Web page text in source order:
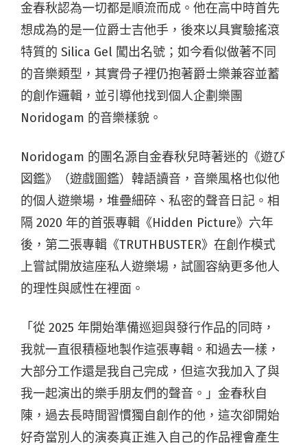
金春秋認為一切都是順流而成。他在高中時首先
想成為的是一位爵士吉他手，後來以具實驗搖滾
特質的 Silica Gel 闖出名號；如今看似做著不同
的音樂類型，其實骨子裡仍抱著爵士樂兼容並蓄
的創作邏輯，並引導他找到個人企劃樂團
Noridogam 的音樂樣貌。
Noridogam 的團名源自金春秋兒時著迷的《遊び
図鑑》（遊戲圖鑑）韓語讀音，音樂風格也似他
的個人遊樂場，堆疊細碎、私密的聲音日記。相
隔 2020 年的首張專輯《Hidden Picture》六年
後，第二張專輯《TRUTHBUSTER》在創作模式
上嘗試開放這座私人遊樂場，試圖容納更多他人
的理性與感性在裡面。
「從 2025 年開始準備巡迴與發行作品的同時，
我就一直很積極地製作這張專輯。和過去一樣，
大部分工作還是我自己完成，但這次我加入了與
我一起演出的樂手朋友們的聲音。」金春秋自
陳，過去長時間習慣獨自創作的他，這次卻開始
好奇當別人的演奏真正進入自己的作品裡會產生